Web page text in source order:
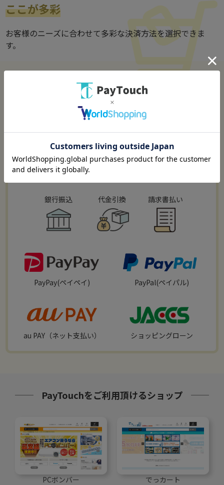
ここが多彩
お客様のニーズに合わせて多彩な決済方法を選択できま
す。
クレジットカード決済
コンビニ決済
銀行振込 代金引換 請求書払い
PayPay(ペイペイ) PayPal(ペイパル)
au PAY（ネット支払い） ショッピングローン
PayTouchをご利用頂けるショップ
PCボンバー でっカート